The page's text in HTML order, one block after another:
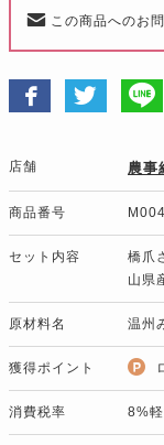
この商品へのお
店舗 農事
商品番号
セット内容
橋爪
山県
原材料名 温州
獲得ポイント
消費税率 8%